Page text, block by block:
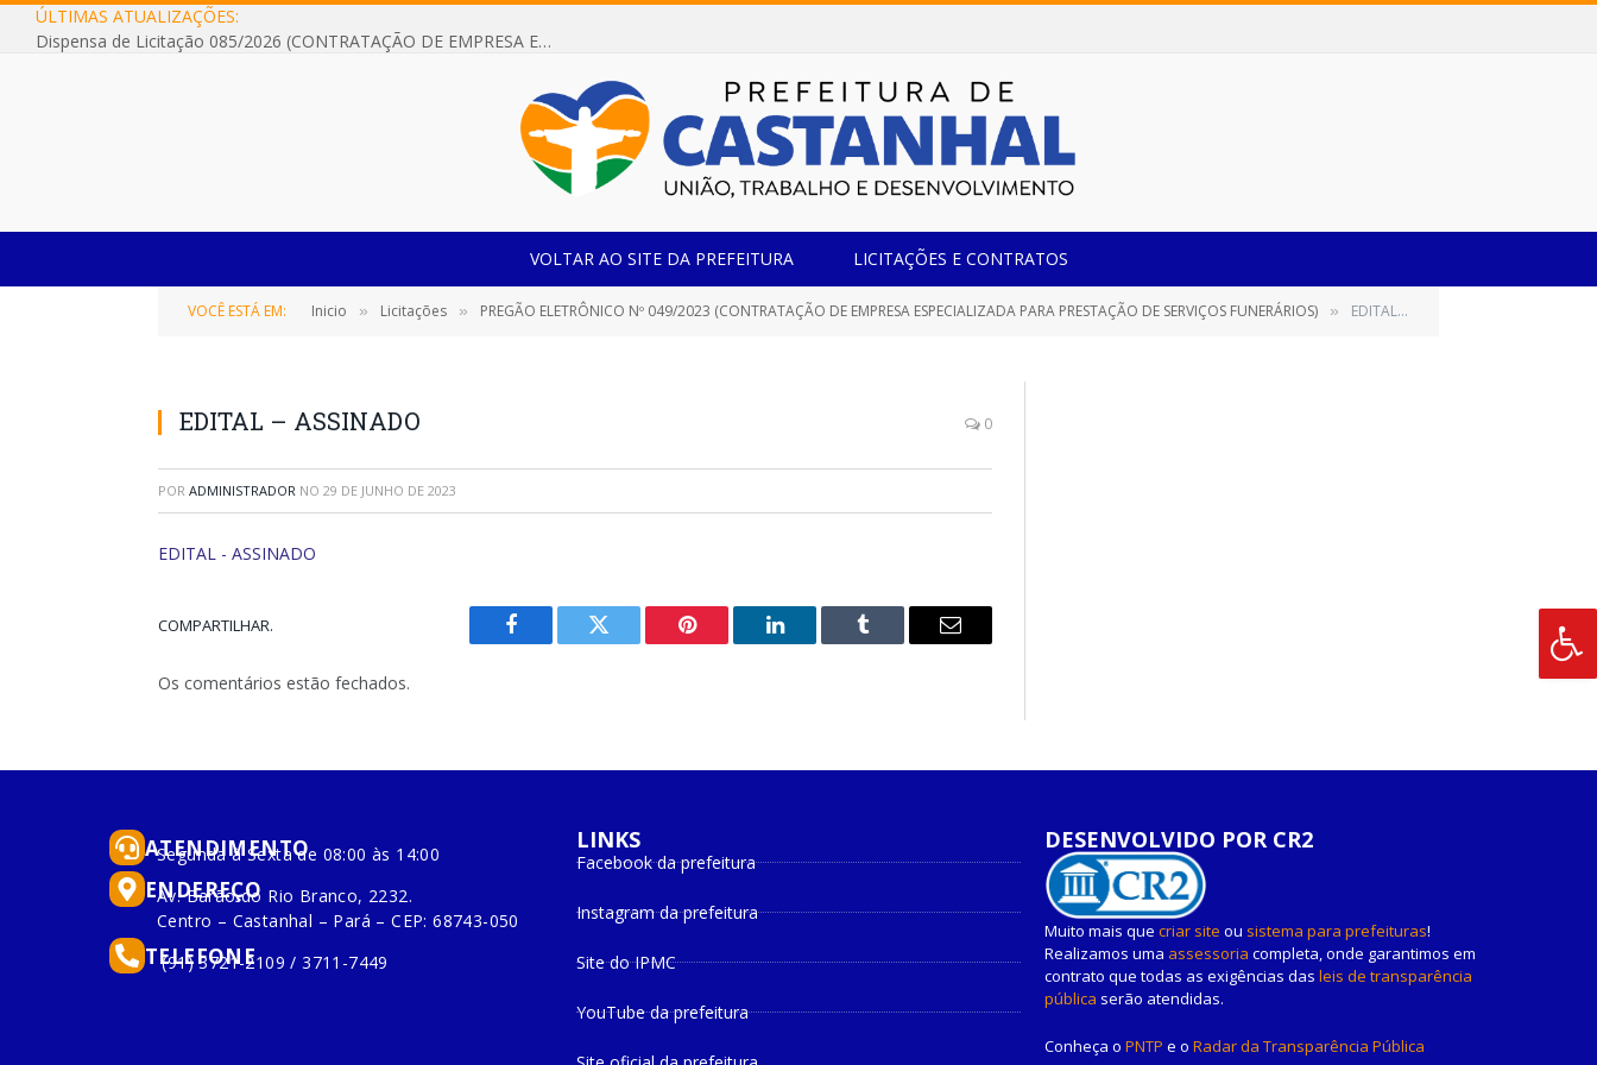
ÚLTIMAS ATUALIZAÇÕES:
Dispensa de Licitação 085/2026 (CONTRATAÇÃO DE EMPRESA ESPECIALIZADA NA FABRICAÇÃO DE MÓVEIS SOB MEDIDA COM ESTRUTURA METÁLICA EM METALON PARA ATENDIMENTO DAS NECESSIDADES DA SALA SIMOV DA EMEF MADRE MARIA VIGANÓ)
VOLTAR AO SITE DA PREFEITURA LICITAÇÕES E CONTRATOS
VOCÊ ESTÁ EM: Inicio » Licitações » PREGÃO ELETRÔNICO Nº 049/2023 (CONTRATAÇÃO DE EMPRESA ESPECIALIZADA PARA PRESTAÇÃO DE SERVIÇOS FUNERÁRIOS) » EDITAL – ASSINADO
EDITAL – ASSINADO 0
POR ADMINISTRADOR NO 29 DE JUNHO DE 2023
EDITAL - ASSINADO
COMPARTILHAR.
Facebook Twitter Pinterest
O
Tumblr
E-
Os comentários estão fechados.
ATENDIMENTO
Segunda à Sexta de 08:00 às 14:00
ENDEREÇO
Av. Barão do Rio Branco, 2232.
Centro – Castanhal – Pará – CEP: 68743-050
TELEFONE
(91) 3721-2109 / 3711-7449
LINKS
Facebook da prefeitura
Instagram da prefeitura
Site do IPMC
YouTube da prefeitura
DESENVOLVIDO POR CR2
Muito mais que criar site ou sistema para prefeituras!
Realizamos uma assessoria completa, onde garantimos em
contrato que todas as exigências das leis de transparência
pública serão atendidas.
Conheça o PNTP e o Radar da Transparência Pública